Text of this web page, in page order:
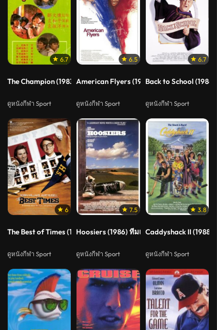
6.7
The Champion (1983) ถ้าเก่งซะอย่าง
ดูหนังกีฬา Sport
6.5
American Flyers (1985) ปั่น…สุดชีวิต
ดูหนังกีฬา Sport
6.7
Back to School
ดูหนังกีฬา Sport
6
The Best of Times (1986) 2 คน 2 คม ถล่มเกมชนคน
ดูหนังกีฬา Sport
7.5
Hoosiers (1986) ทีมแกร่งสู้ไม่ถอย
ดูหนังกีฬา Sport
3.8
Caddyshack II (1988)
ดูหนังกีฬา Sport